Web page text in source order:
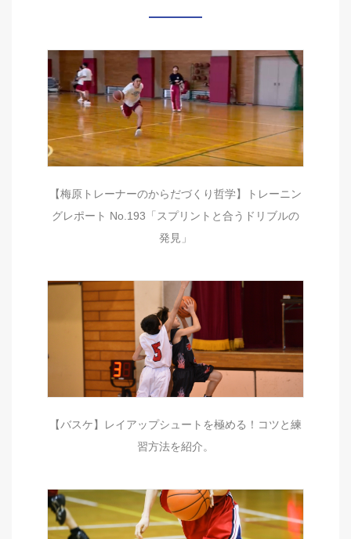
【梅原トレーナーのからだづくり哲学】トレーニン
グレポート No.193「スプリントと合うドリブルの
発見」
【バスケ】レイアップシュートを極める！コツと練
習方法を紹介。